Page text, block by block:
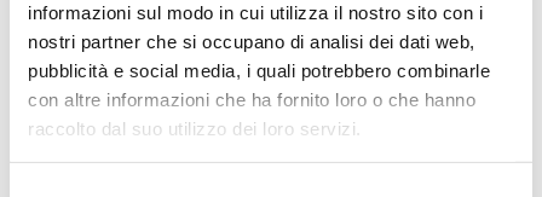
informazioni sul modo in cui utilizza il nostro sito con i
nostri partner che si occupano di analisi dei dati web,
pubblicità e social media, i quali potrebbero combinarle
con altre informazioni che ha fornito loro o che hanno
raccolto dal suo utilizzo dei loro servizi.
infatti ufficiale la separazione tra la società ed il
difensore, che da oggi è ufficialmente svincolato
leggi
24/07/2026